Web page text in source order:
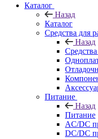
Каталог
Назад
Каталог
Средства для
Назад
Питание
Назад
Питание
AC/DC
DC/DC